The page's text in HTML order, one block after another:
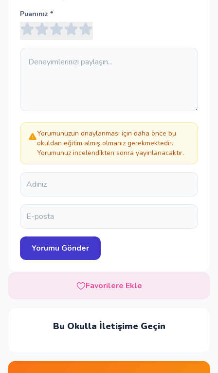
Puanınız *
Yorumunuzun onaylanması için daha önce bu
okuldan eğitim almış olmanız gerekmektedir.
Yorumunuz incelendikten sonra yayınlanacaktır.
Favorilere Ekle
Bu Okulla İletişime Geçin